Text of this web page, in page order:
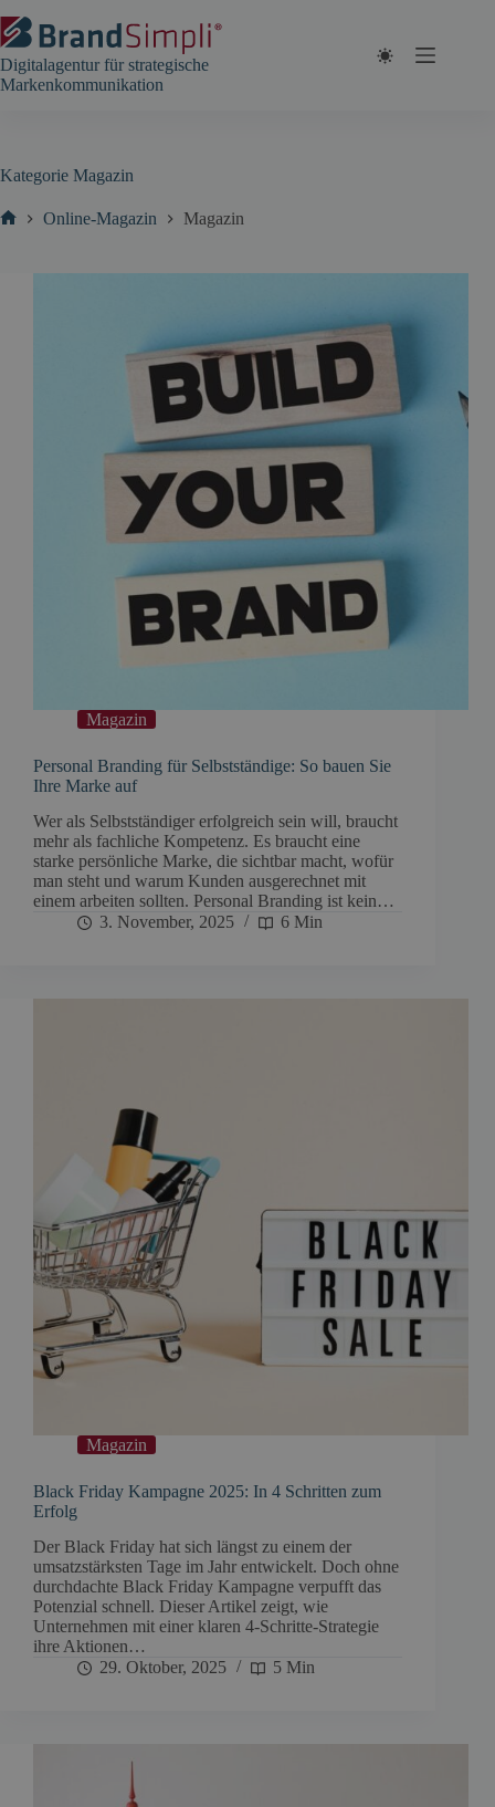
Inhalt
springen
Digitalagentur für strategische
Markenkommunikation
Kategorie Magazin
Online-Magazin Magazin
Magazin
Personal Branding für Selbstständige: So bauen Sie
Ihre Marke auf
Wer als Selbstständiger erfolgreich sein will, braucht
mehr als fachliche Kompetenz. Es braucht eine
starke persönliche Marke, die sichtbar macht, wofür
man steht und warum Kunden ausgerechnet mit
einem arbeiten sollten. Personal Branding ist kein…
3. November, 2025
6 Min
Magazin
Black Friday Kampagne 2025: In 4 Schritten zum
Erfolg
Der Black Friday hat sich längst zu einem der
umsatzstärksten Tage im Jahr entwickelt. Doch ohne
durchdachte Black Friday Kampagne verpufft das
Potenzial schnell. Dieser Artikel zeigt, wie
Unternehmen mit einer klaren 4-Schritte-Strategie
ihre Aktionen…
29. Oktober, 2025
5 Min